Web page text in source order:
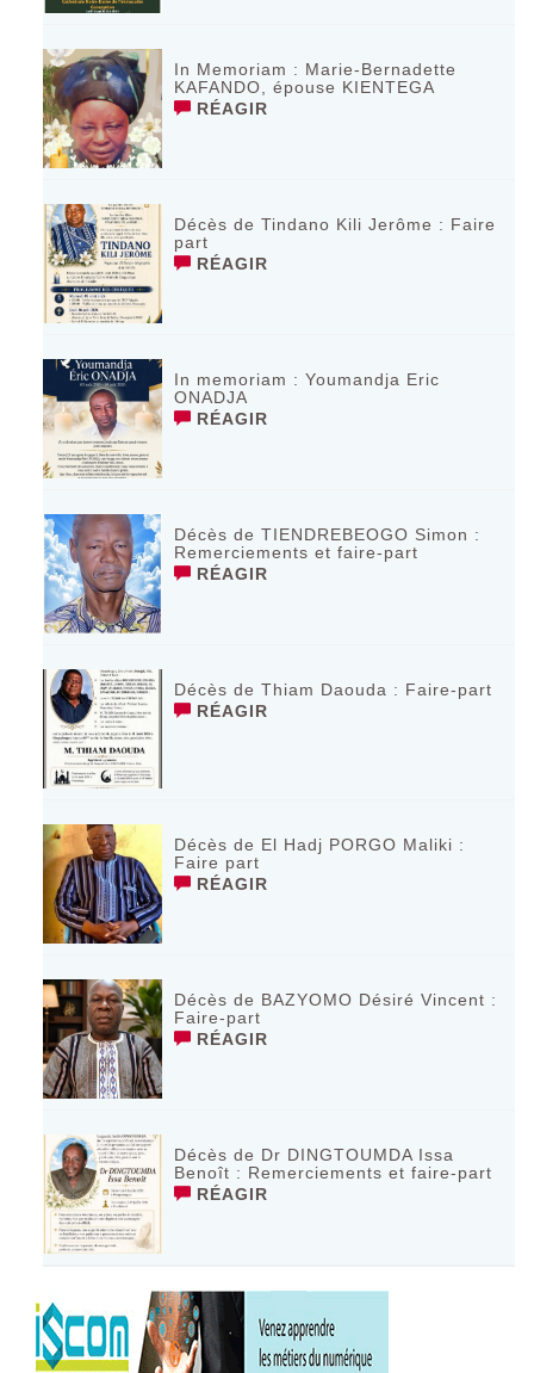
In Memoriam : Marie-Bernadette
KAFANDO, épouse KIENTEGA
RÉAGIR
Décès de Tindano Kili Jerôme : Faire
part
RÉAGIR
In memoriam : Youmandja Eric
ONADJA
RÉAGIR
Décès de TIENDREBEOGO Simon :
Remerciements et faire-part
RÉAGIR
Décès de Thiam Daouda : Faire-part
RÉAGIR
Décès de El Hadj PORGO Maliki :
Faire part
RÉAGIR
Décès de BAZYOMO Désiré Vincent :
Faire-part
RÉAGIR
Décès de Dr DINGTOUMDA Issa
Benoît : Remerciements et faire-part
RÉAGIR